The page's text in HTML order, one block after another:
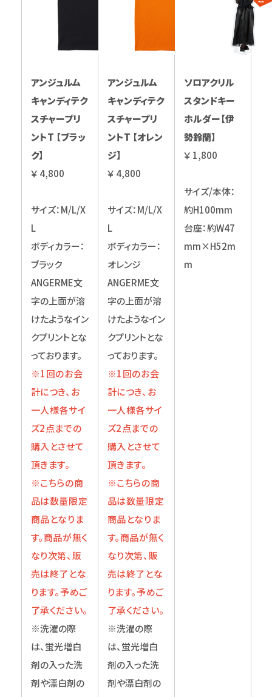
アンジュルム
キャンディテク
スチャープリ
ントT 【ブラッ
ク】
￥ 4,800
サイズ：M/L/X
L
ボディカラー：
ブラック
ANGERME文
字の上面が溶
けたようなイン
クプリントとな
っております。
※1回のお会
計につき、お
一人様各サイ
ズ2点までの
購入とさせて
頂きます。
※こちらの商
品は数量限定
商品となりま
す。商品が無く
なり次第、販
売は終了とな
ります。予めご
了承ください。
※洗濯の際
は、蛍光増白
剤の入った洗
剤や漂白剤の
アンジュルム
キャンディテク
スチャープリ
ントT 【オレン
ジ】
￥ 4,800
サイズ：M/L/X
L
ボディカラー：
オレンジ
ANGERME文
字の上面が溶
けたようなイン
クプリントとな
っております。
※1回のお会
計につき、お
一人様各サイ
ズ2点までの
購入とさせて
頂きます。
※こちらの商
品は数量限定
商品となりま
す。商品が無く
なり次第、販
売は終了とな
ります。予めご
了承ください。
※洗濯の際
は、蛍光増白
剤の入った洗
剤や漂白剤の
ソロアクリル
スタンドキー
ホルダー【伊
勢鈴蘭】
￥ 1,800
サイズ/本体：
約H100mm
台座：約W47
mm×H52m
m